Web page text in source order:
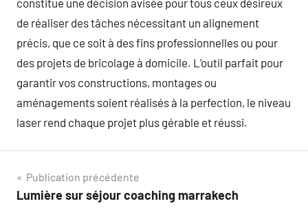
constitue une décision avisée pour tous ceux désireux
de réaliser des tâches nécessitant un alignement
précis, que ce soit à des fins professionnelles ou pour
des projets de bricolage à domicile. L’outil parfait pour
garantir vos constructions, montages ou
aménagements soient réalisés à la perfection, le niveau
laser rend chaque projet plus gérable et réussi.
Navigation
de
Publication précédente
Lumière sur séjour coaching marrakech